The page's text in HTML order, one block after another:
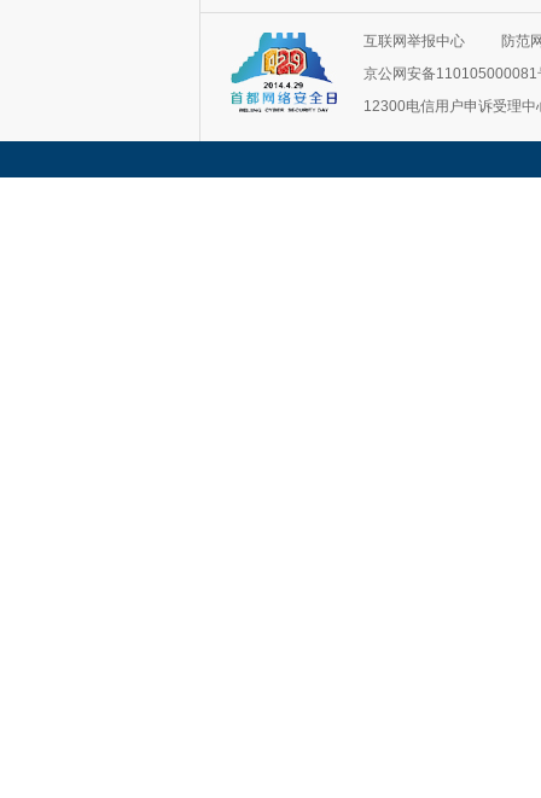
互联网举报中心
防范
京公网安备110105000081
12300电信用户申诉受理中